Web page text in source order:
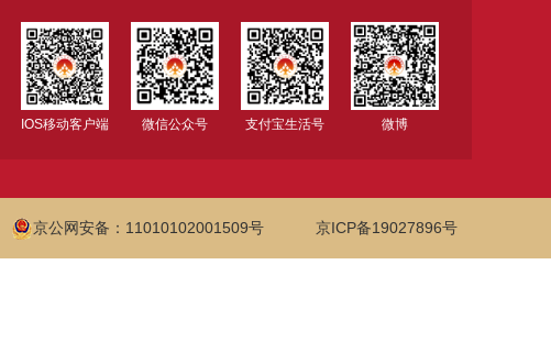
IOS移动客户端 微信公众号 支付宝生活号 微博
京公网安备：11010102001509号 京ICP备19027896号